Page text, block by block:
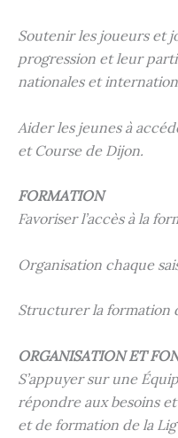
Soutenir les joueurs et
progression et leur
nationales et
Aider les jeunes à
et Course de Dijon.
FORMATION
Favoriser l’accès à la
Organisation chaque
Structurer la formation
ORGANISATION ET
S’appuyer sur une
répondre aux besoins
et de formation de la